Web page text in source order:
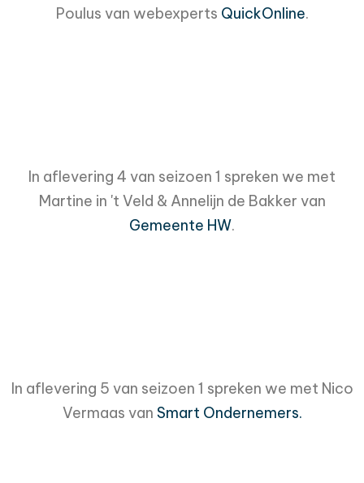
Poulus van webexperts QuickOnline.
In aflevering 4 van seizoen 1 spreken we met
Martine in 't Veld & Annelijn de Bakker van
Gemeente HW.
In aflevering 5 van seizoen 1 spreken we met Nico
Vermaas van Smart Ondernemers.